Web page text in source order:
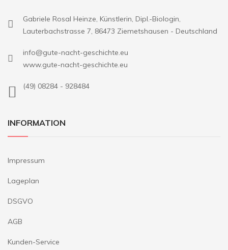
Gabriele Rosal Heinze, Künstlerin, Dipl.-Biologin,
Lauterbachstrasse 7, 86473 Ziemetshausen - Deutschland
info@gute-nacht-geschichte.eu
www.gute-nacht-geschichte.eu
(49) 08284 - 928484
INFORMATION
Impressum
Lageplan
DSGVO
AGB
Kunden-Service